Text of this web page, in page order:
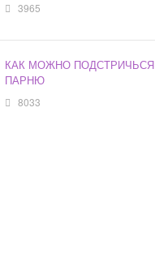
3965
КАК МОЖНО ПОДСТРИЧЬСЯ
ПАРНЮ
8033